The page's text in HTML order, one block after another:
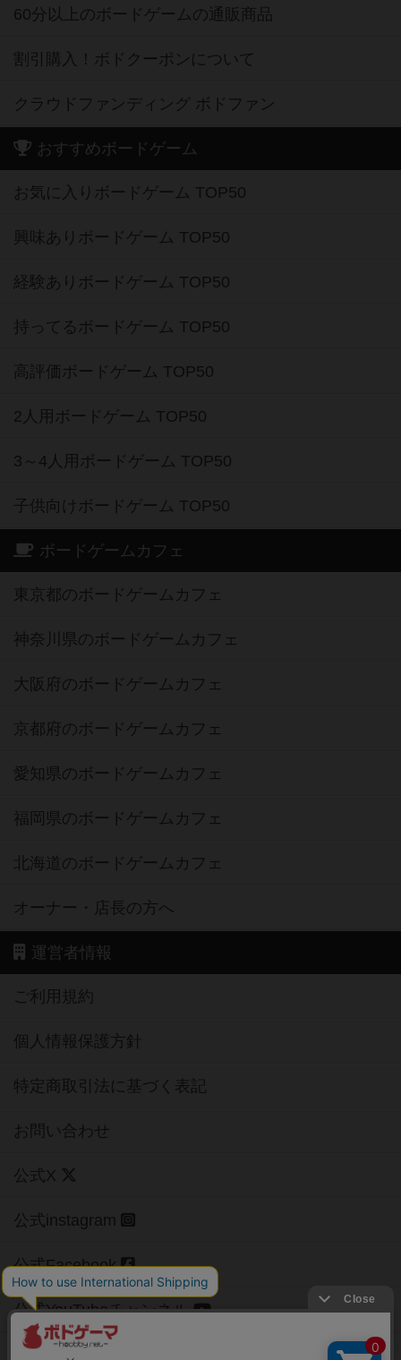
60分以上のボードゲームの通販商品
割引購入！ボドクーポンについて
クラウドファンディング ボドファン
おすすめボードゲーム
お気に入りボードゲーム TOP50
興味ありボードゲーム TOP50
経験ありボードゲーム TOP50
持ってるボードゲーム TOP50
高評価ボードゲーム TOP50
2人用ボードゲーム TOP50
3～4人用ボードゲーム TOP50
子供向けボードゲーム TOP50
ボードゲームカフェ
東京都のボードゲームカフェ
神奈川県のボードゲームカフェ
大阪府のボードゲームカフェ
京都府のボードゲームカフェ
愛知県のボードゲームカフェ
福岡県のボードゲームカフェ
北海道のボードゲームカフェ
オーナー・店長の方へ
運営者情報
ご利用規約
個人情報保護方針
特定商取引法に基づく表記
お問い合わせ
公式X
公式instagram
公式Facebook
公式YouTubeチャンネル